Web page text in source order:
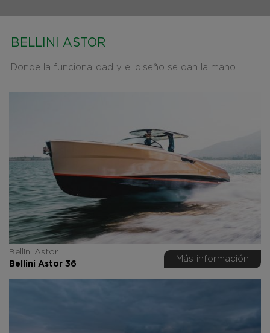
BELLINI ASTOR
Donde la funcionalidad y el diseño se dan la mano.
Bellini Astor
Bellini Astor 36
Más información